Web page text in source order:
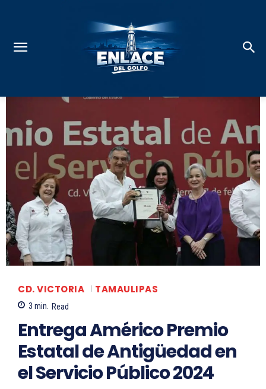
CD. VICTORIA TAMAULIPAS
3 min. Read
Entrega Américo Premio
Estatal de Antigüedad en
el Servicio Público 2024